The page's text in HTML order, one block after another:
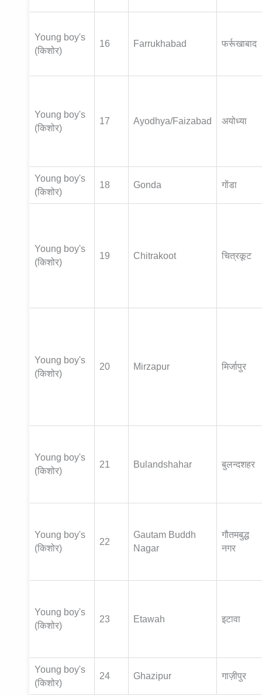
Young boy's
(किशोर)
16 Farrukhabad फर्रूखाबाद
Young boy's
(किशोर)
17 Ayodhya/Faizabad अयोध्या
Young boy's
(किशोर)
18 Gonda गोंडा
Young boy's
(किशोर)
19 Chitrakoot चित्रकूट
Young boy's
(किशोर)
20 Mirzapur मिर्जापुर
Young boy's
(किशोर)
21 Bulandshahar बुलन्दशहर
Young boy's
(किशोर)
22
Gautam Buddh
Nagar
गौतमबुद्ध
नगर
Young boy's
(किशोर)
23 Etawah इटावा
Young boy's
(किशोर)
24 Ghazipur गाज़ीपुर